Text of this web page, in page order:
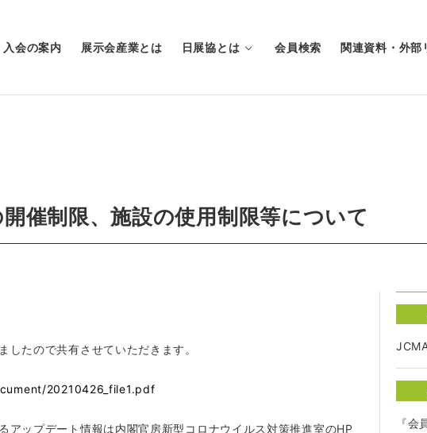
入会の案内 展示会産業とは 日展協とは 会員検索 関連資料・外部
催制限、施設の使用制限等について
たので共有させていただきます。
20210426_file1.pdf
アップデート情報は内閣官房新型コロナウイルス対策推進室のHP
『